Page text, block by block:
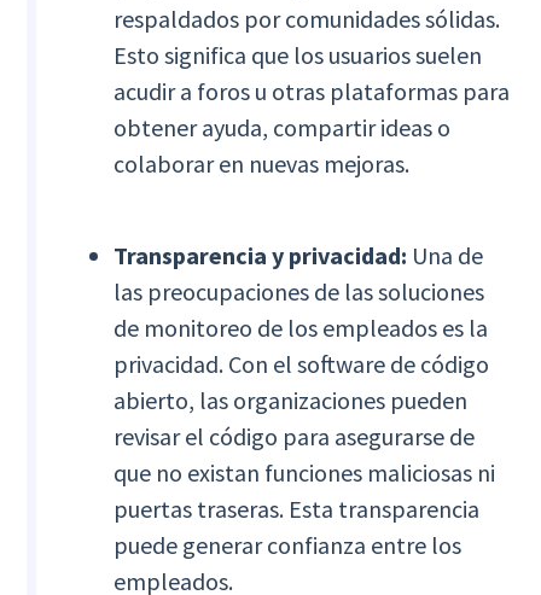
respaldados por comunidades sólidas.
Esto significa que los usuarios suelen
acudir a foros u otras plataformas para
obtener ayuda, compartir ideas o
colaborar en nuevas mejoras.
Transparencia y privacidad: Una de
las preocupaciones de las soluciones
de monitoreo de los empleados es la
privacidad. Con el software de código
abierto, las organizaciones pueden
revisar el código para asegurarse de
que no existan funciones maliciosas ni
puertas traseras. Esta transparencia
puede generar confianza entre los
empleados.